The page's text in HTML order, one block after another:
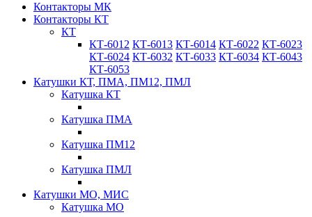
Контакторы МК
Контакторы КТ
КТ
КТ-6012 КТ-6013 КТ-6014 КТ-6022 КТ-6023
КТ-6024 КТ-6032 КТ-6033 КТ-6034 КТ-6043
КТ-6053
Катушки КТ, ПМА, ПМ12, ПМЛ
Катушка КТ
Катушка ПМА
Катушка ПМ12
Катушка ПМЛ
Катушки МО, МИС
Катушка МО